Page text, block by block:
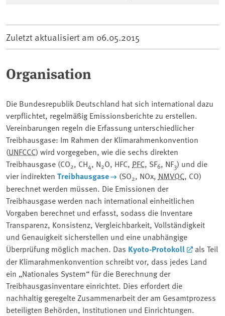
Zuletzt aktualisiert am 06.05.2015
Organisation
Die Bundesrepublik Deutschland hat sich international dazu
verpflichtet, regelmäßig Emissionsberichte zu erstellen.
Vereinbarungen regeln die Erfassung unterschiedlicher
Treibhausgase: Im Rahmen der Klimarahmenkonvention
(UNFCCC) wird vorgegeben, wie die sechs direkten
Treibhausgase (CO2, CH4, N2O, HFC, PFC, SF6, NF3) und die
vier indirekten Treibhausgase (SO2, NOx, NMVOC, CO)
berechnet werden müssen. Die Emissionen der
Treibhausgase werden nach international einheitlichen
Vorgaben berechnet und erfasst, sodass die Inventare
Transparenz, Konsistenz, Vergleichbarkeit, Vollständigkeit
und Genauigkeit sicherstellen und eine unabhängige
Überprüfung möglich machen. Das Kyoto-Protokoll
als Teil
der Klimarahmenkonvention schreibt vor, dass jedes Land
ein „Nationales System“ für die Berechnung der
Treibhausgasinventare einrichtet. Dies erfordert die
nachhaltig geregelte Zusammenarbeit der am Gesamtprozess
beteiligten Behörden, Institutionen und Einrichtungen.